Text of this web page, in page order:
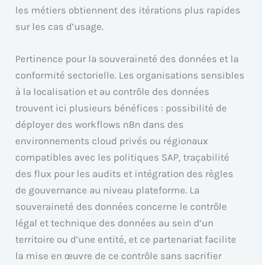
les métiers obtiennent des itérations plus rapides
sur les cas d’usage.
Pertinence pour la souveraineté des données et la
conformité sectorielle. Les organisations sensibles
à la localisation et au contrôle des données
trouvent ici plusieurs bénéfices : possibilité de
déployer des workflows n8n dans des
environnements cloud privés ou régionaux
compatibles avec les politiques SAP, traçabilité
des flux pour les audits et intégration des règles
de gouvernance au niveau plateforme. La
souveraineté des données concerne le contrôle
légal et technique des données au sein d’un
territoire ou d’une entité, et ce partenariat facilite
la mise en œuvre de ce contrôle sans sacrifier